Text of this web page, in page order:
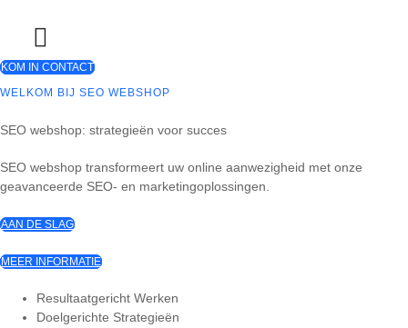
content
KOM IN CONTACT
WELKOM BIJ SEO WEBSHOP
SEO webshop: strategieën voor succes
SEO webshop transformeert uw online aanwezigheid met onze
geavanceerde SEO- en marketingoplossingen.
AAN DE SLAG
MEER INFORMATIE
Resultaatgericht Werken
Doelgerichte Strategieën